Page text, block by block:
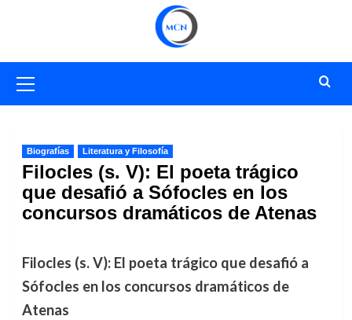
primario
Biografías Literatura y Filosofía
Filocles (s. V): El poeta trágico
que desafió a Sófocles en los
concursos dramáticos de Atenas
Filocles (s. V): El poeta trágico que desafió a
Sófocles en los concursos dramáticos de
Atenas